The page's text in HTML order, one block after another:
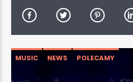
MUSIC NEWS
POLECAMY
WYDARZENIA